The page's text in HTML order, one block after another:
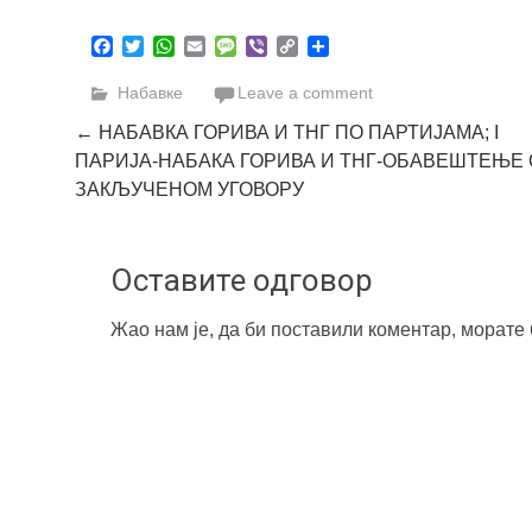
Facebook
TwitterWhatsApp
EmailMessage
Viber Copy
Набавке Leave a comment
Post
navigation
← НАБАВКА ГОРИВА И ТНГ ПО ПАРТИЈАМА; I
ПАРИЈА-НАБАКА ГОРИВА И ТНГ-ОБАВЕШТЕЊЕ
ЗАКЉУЧЕНОМ УГОВОРУ
Оставите одговор
Жао нам је, да би поставили коментар, морате